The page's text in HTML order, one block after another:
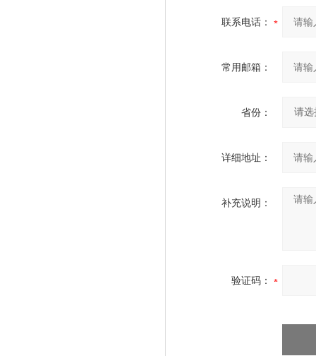
联系电话：
常用邮箱：
省份：
详细地址：
补充说明：
验证码：